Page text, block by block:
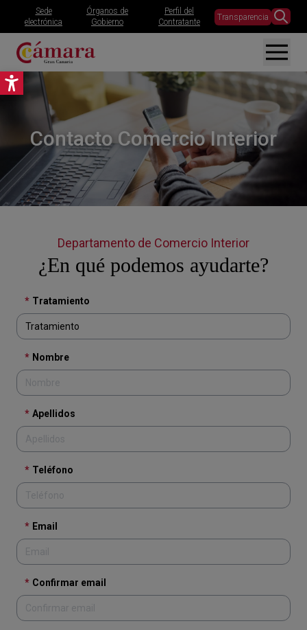
Abrir barra de herramientas
Sede
electrónica
Órganos de
Gobierno
Perfil del
Contratante
Transparencia
Contacto Comercio Interior
Departamento de Comercio Interior
¿En qué podemos ayudarte?
* Tratamiento
* Nombre
* Apellidos
* Teléfono
* Email
* Confirmar email